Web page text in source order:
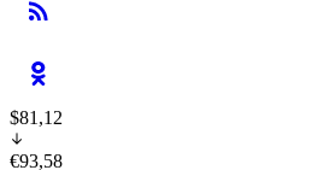
$81,12
€93,58